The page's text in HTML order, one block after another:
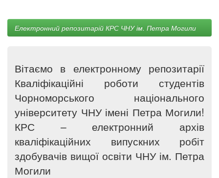
Електронний репозитарій КРС ЧНУ ім. Петра Могили
Вітаємо в електронному репозитарії
Кваліфікаційні роботи студентів
Чорноморського національного
університету ЧНУ імені Петра Могили!
КРС – електронний архів
кваліфікаційних випускних робіт
здобувачів вищої освіти ЧНУ ім. Петра
Могили